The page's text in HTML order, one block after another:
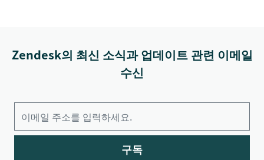
Zendesk의 최신 소식과 업데이트 관련 이메일
수신
구독